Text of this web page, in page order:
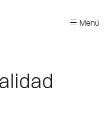
Menú